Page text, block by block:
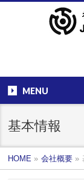
MENU
基本情報
HOME » 会社概要 »